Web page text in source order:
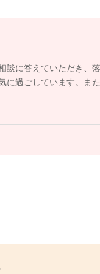
さってもいいかと思い
談に答えていただき、
に過ごしています。ま